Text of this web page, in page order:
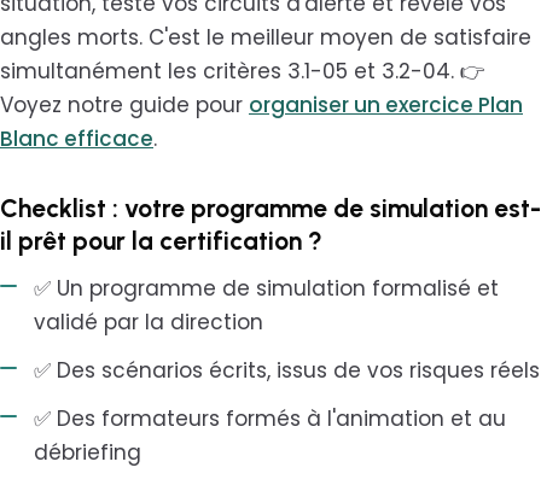
angles morts. C'est le meilleur moyen de satisfaire
simultanément les critères 3.1-05 et 3.2-04. 👉
Voyez notre guide pour organiser un exercice Plan
Blanc efficace.
Checklist : votre programme de simulation est-
il prêt pour la certification ?
✅ Un programme de simulation formalisé et
validé par la direction
✅ Des scénarios écrits, issus de vos risques réels
✅ Des formateurs formés à l'animation et au
débriefing